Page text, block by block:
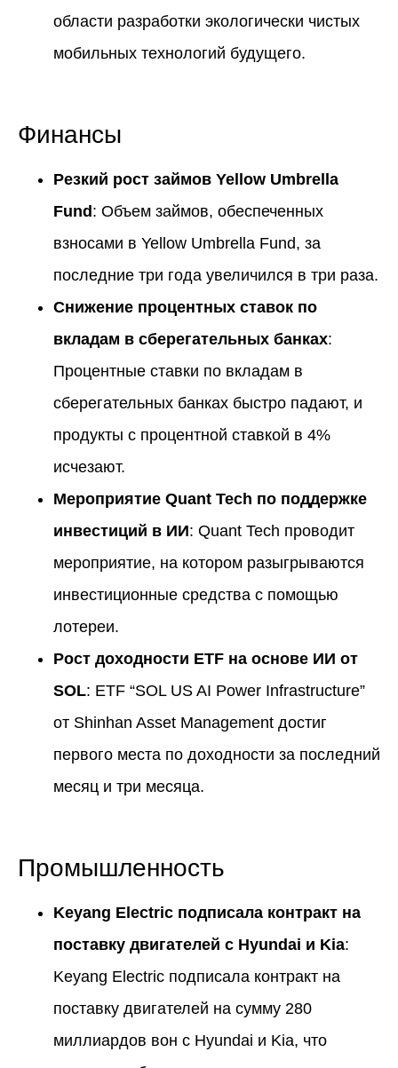
области разработки экологически чистых
мобильных технологий будущего.
Финансы
Резкий рост займов Yellow Umbrella
Fund : Объем займов, обеспеченных
взносами в Yellow Umbrella Fund, за
последние три года увеличился в три раза.
Снижение процентных ставок по
вкладам в сберегательных банках:
Процентные ставки по вкладам в
сберегательных банках быстро падают, и
продукты с процентной ставкой в 4%
исчезают.
Мероприятие Quant Tech по поддержке
инвестиций в ИИ: Quant Tech проводит
мероприятие, на котором разыгрываются
инвестиционные средства с помощью
лотереи.
Рост доходности ETF на основе ИИ от
SOL: ETF “SOL US AI Power Infrastructure”
от Shinhan Asset Management достиг
первого места по доходности за последний
месяц и три месяца.
Промышленность
Keyang Electric подписала контракт на
поставку двигателей с Hyundai и Kia:
Keyang Electric подписала контракт на
поставку двигателей на сумму 280
миллиардов вон с Hyundai и Kia, что